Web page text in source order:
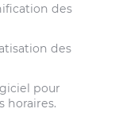
des
des
pour
horaires.